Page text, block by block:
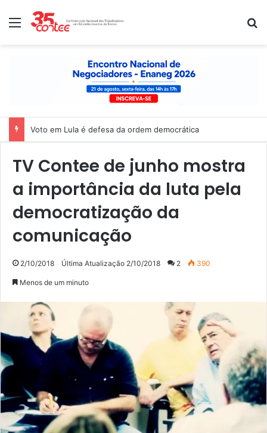
Menu
Voto em Lula é defesa da ordem democrática
TV Contee de junho mostra
a importância da luta pela
democratização da
comunicação
2/10/2018 Última Atualização 2/10/2018 2 390
Menos de um minuto